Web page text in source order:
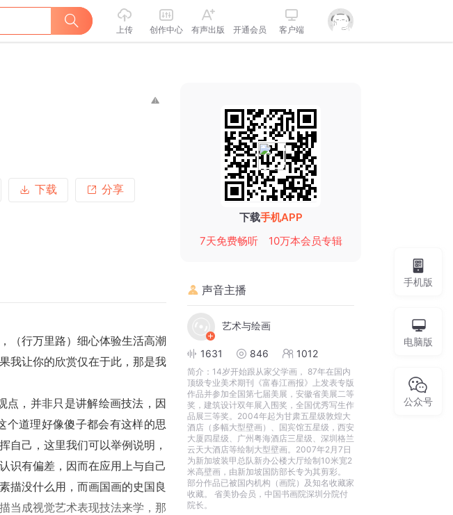
上传 创作中心 有声出版 开通会员 客户端
下载 分享
（行万里路）细心体验生活高潮
我让你的欣赏仅在于此，那是我
点，并非只是讲解绘画技法，因
个道理好像傻子都会有这样的思
自己，这里我们可以举例说明，
识有偏差，因而在应用上与自己
描没什么用，而画国画的史国良
当成视觉艺术表现技法来学，那
下载手机APP
7天免费畅听
10万本会员专辑
声音主播
艺术与绘画
1631 846 1012
简介： 14岁开始跟从家父学画， 87年在国内
顶级专业美术期刊《富春江画报》上发表专版
作品并参加全国第七届美展，安徽省美展二等
奖，建筑设计双年展入围奖，全国优秀写生作
品展三等奖。2004年起为甘肃五星级敦煌大
酒店（多幅大型壁画）、国宾馆五星级，西安
大厦四星级、广州粤海酒店三星级、深圳格兰
云天大酒店等绘制大型壁画。2007年2月7日
为新加坡装甲总队新办公楼大厅绘制10米宽2
米高壁画，由新加坡国防部长专为其剪彩。
部分作品已被国内机构（画院）及知名收藏家
收藏。 省美协会员，中国书画院深圳分院付
院长。
手机版
电脑版
公众号